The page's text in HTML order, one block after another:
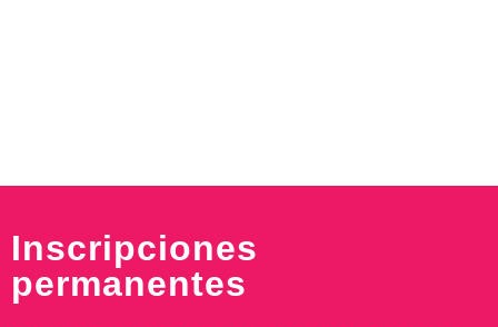
Inscripciones
permanentes